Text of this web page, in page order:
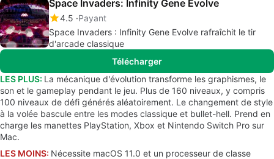
Space Invaders: Infinity Gene Evolve
4.5 Payant
Space Invaders : Infinity Gene Evolve rafraîchit le tir
d'arcade classique
Télécharger
LES PLUS: La mécanique d'évolution transforme les graphismes, le
son et le gameplay pendant le jeu. Plus de 160 niveaux, y compris
100 niveaux de défi générés aléatoirement. Le changement de style
à la volée bascule entre les modes classique et bullet-hell. Prend en
charge les manettes PlayStation, Xbox et Nintendo Switch Pro sur
Mac.
LES MOINS: Nécessite macOS 11.0 et un processeur de classe